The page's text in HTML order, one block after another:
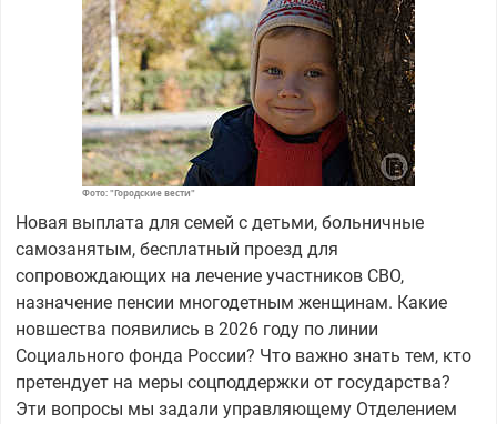
Фото: "Городские вести"
Новая выплата для семей с детьми, больничные
самозанятым, бесплатный проезд для
сопровождающих на лечение участников СВО,
назначение пенсии многодетным женщинам. Какие
новшества появились в 2026 году по линии
Социального фонда России? Что важно знать тем, кто
претендует на меры соцподдержки от государства?
Эти вопросы мы задали управляющему Отделением